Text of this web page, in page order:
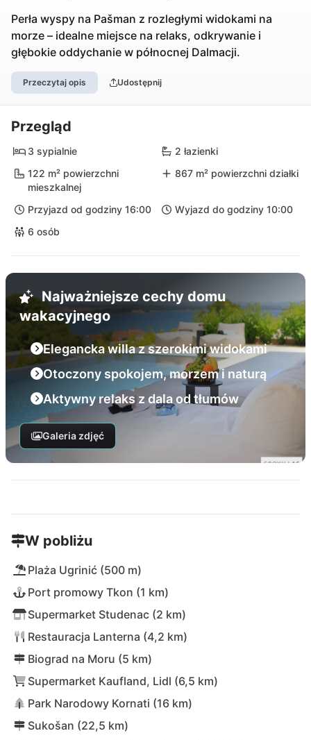
Perła wyspy na Pašman z rozległymi widokami na
morze – idealne miejsce na relaks, odkrywanie i
głębokie oddychanie w północnej Dalmacji.
Przeczytaj opis Udostępnij
Przegląd
3 sypialnie
2 łazienki
122 m² powierzchni
mieszkalnej
867 m² powierzchni działki
Przyjazd od godziny 16:00
Wyjazd do godziny 10:00
6 osób
Najważniejsze cechy domu
wakacyjnego
Elegancka willa z szerokimi widokami
Otoczony spokojem, morzem i naturą
Aktywny relaks z dala od tłumów
Galeria zdjęć
W pobliżu
Plaża Ugrinić (500 m)
Port promowy Tkon (1 km)
Supermarket Studenac (2 km)
Restauracja Lanterna (4,2 km)
Biograd na Moru (5 km)
Supermarket Kaufland, Lidl (6,5 km)
Park Narodowy Kornati (16 km)
Sukošan (22,5 km)